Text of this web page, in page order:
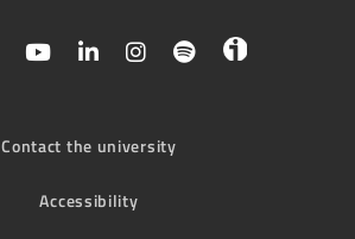
Contact the university
Accessibility